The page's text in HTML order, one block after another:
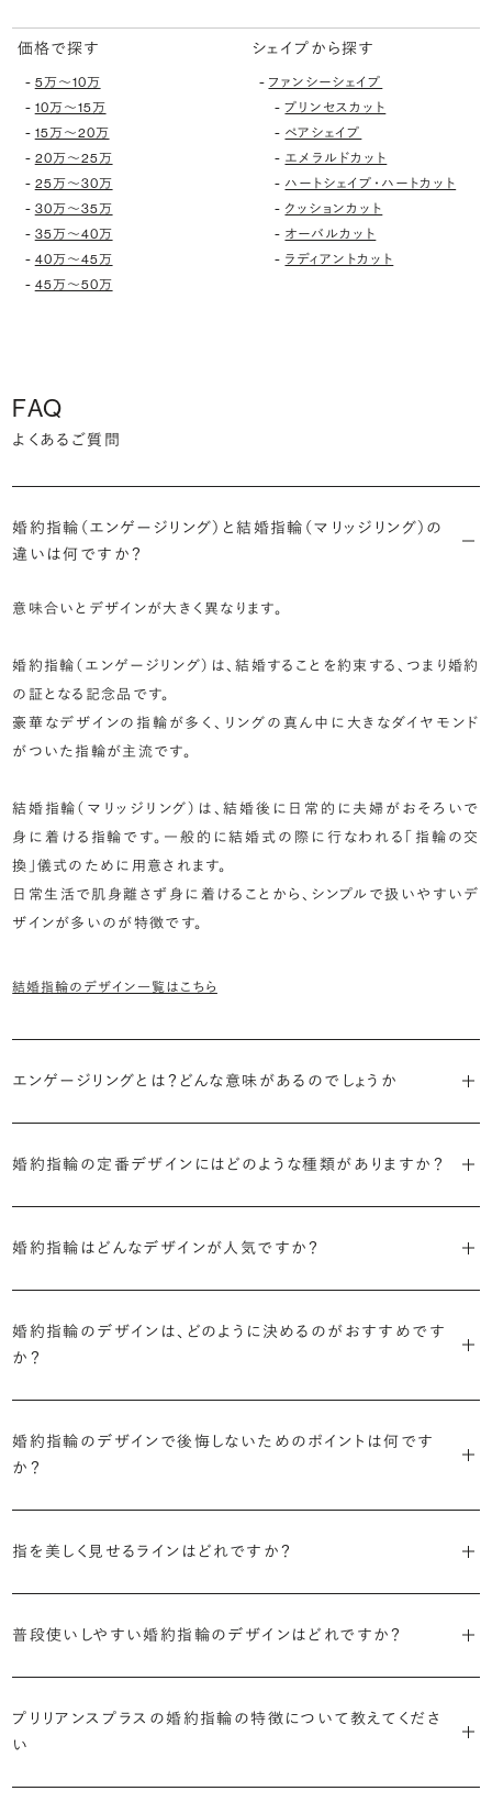
価格で探す
- 5万〜10万
- 10万〜15万
- 15万〜20万
- 20万〜25万
- 25万〜30万
- 30万〜35万
- 35万〜40万
- 40万〜45万
- 45万〜50万
シェイプから探す
- ファンシーシェイプ
-プリンセスカット
- ペアシェイプ
- エメラルドカット
- ハートシェイプ・ハートカット
- クッションカット
- オーバルカット
- ラディアントカット
FAQ
よくあるご質問
婚約指輪（エンゲージリング）と結婚指輪（マリッジリング）の
違いは何ですか？
意味合いとデザインが大きく異なります。
婚約指輪（エンゲージリング）は、結婚することを約束する、つまり婚約
の証となる記念品です。
豪華なデザインの指輪が多く、リングの真ん中に大きなダイヤモンド
がついた指輪が主流です。
結婚指輪（マリッジリング）は、結婚後に日常的に夫婦がおそろいで
身に着ける指輪です。一般的に結婚式の際に行なわれる「指輪の交
換」儀式のために用意されます。
日常生活で肌身離さず身に着けることから、シンプルで扱いやすいデ
ザインが多いのが特徴です。
結婚指輪のデザイン一覧はこちら
エンゲージリングとは？どんな意味があるのでしょうか
リング」は婚約指輪の別名です。
Ring（エンゲージメントリング）と呼ばれます。
婚約指輪の定番デザインにはどのような種類がありますか？
リリアンスプラスでも不動の人気を誇ります。
えたデザイン。愛らしい雰囲気が楽しめます。
るという点でも人気があります。
ン。手元にしっかりと存在感を添えてくれます。
華やかなデザインをお好みの方から非常に人気です。
婚約指輪はどんなデザインが人気ですか？
に留めた王道のデザイン「ソリティア」です。
婚約指輪のデザインは、どのように決めるのがおすすめです
か？
す。
絞り、次にアームのフォルム（ストレート／ウェーブ／V字）と素材（プ
・年齢を重ねても似合うリングを目指す
・着用シーンを想像して選ぶ
日常的に身に着けたいのか、お出かけの時だけ身に着けたいのか
婚約指輪のデザインで後悔しないためのポイントは何です
か？
は実物を指に着けて見え方を確かめることです。
までじっくりと試着していただけます。
ショールームで婚約指輪を試着する
指を美しく見せるラインはどれですか？
見えやすいと言われています。
てきます。ぜひ、所要時間30秒のブリリアンスプラスオリジナル診断を
活用して、ご自身にぴったりのラインを探してみてください。
普段使いしやすい婚約指輪のデザインはどれですか？
なります。ブリリアンスプラスでは、普段の生活の中でも婚約指輪を楽
しく身に着けていただけるよう、全てのデザインが高さを抑えて作られ
プリリアンスプラスの婚約指輪の特徴について教えてくださ
い